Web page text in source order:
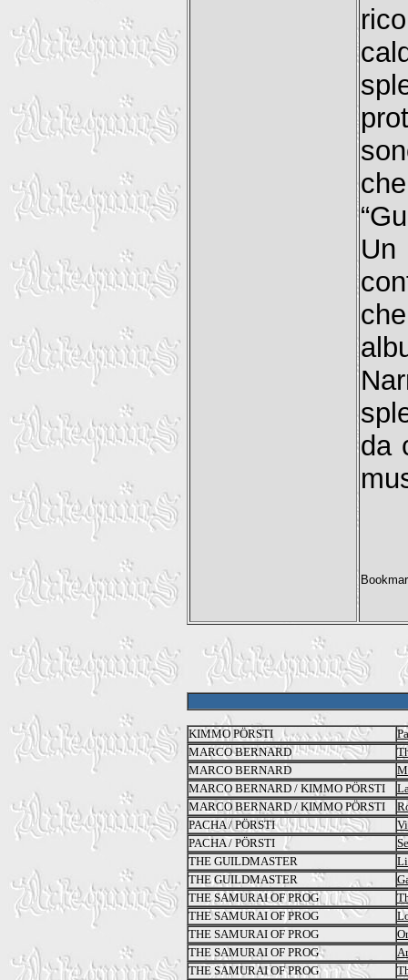
da
KIMMO PÖRSTI
MARCO BERNARD
MARCO BERNARD
MARCO BERNARD / KIMMO PÖRSTI
MARCO BERNARD / KIMMO PÖRSTI
PACHA / PÖRSTI
PACHA / PÖRSTI
THE GUILDMASTER
THE GUILDMASTER
THE SAMURAI OF PROG
THE SAMURAI OF PROG
THE SAMURAI OF PROG
THE SAMURAI OF PROG
THE SAMURAI OF PROG